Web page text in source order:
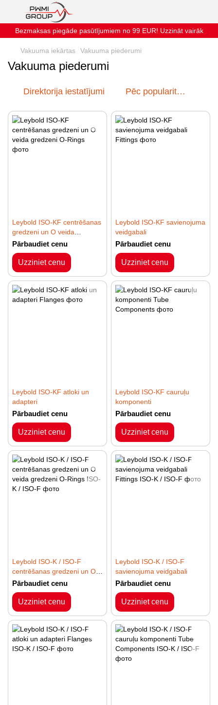
Bezmaksas piegāde pasūtījumiem no 99 EUR! Uzzināt vairāk
Vakuuma iekārtas Vakuuma piederumi
Vakuuma piederumi
Direktorija iestatījumi Pēc popularitātes
Leybold ISO-KF centrēšanas
gredzeni un O veida
gredzeni
Pārbaudiet cenu
Uzziniet cenu
Leybold ISO-KF savienojuma
veidgabali
Pārbaudiet cenu
Uzziniet cenu
Leybold ISO-KF atloki un
adapteri
Pārbaudiet cenu
Uzziniet cenu
Leybold ISO-KF cauruļu
komponenti
Pārbaudiet cenu
Uzziniet cenu
Leybold ISO-K / ISO-F
centrēšanas gredzeni un O
veida gredzeni
Pārbaudiet cenu
Uzziniet cenu
Leybold ISO-K / ISO-F
savienojuma veidgabali
Pārbaudiet cenu
Uzziniet cenu